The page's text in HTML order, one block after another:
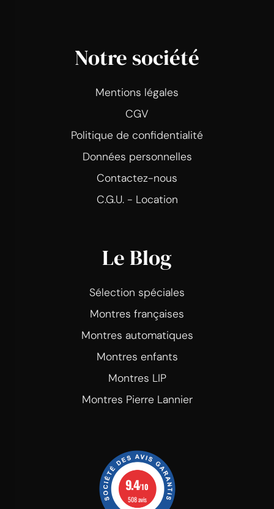
Notre société
Mentions légales
CGV
Politique de confidentialité
Données personnelles
Contactez-nous
C.G.U. - Location
Le Blog
Sélection spéciales
Montres françaises
Montres automatiques
Montres enfants
Montres LIP
Montres Pierre Lannier
9.4/10
508 avis